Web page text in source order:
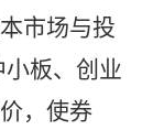
市场与投
小板、创业
，使券